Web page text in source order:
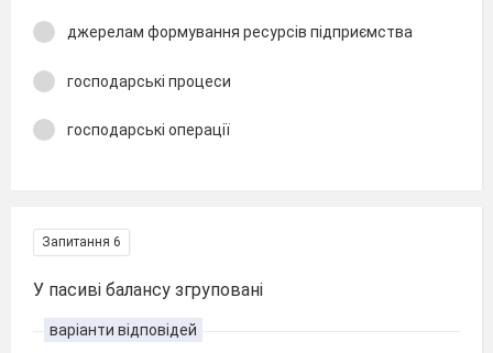
джерелам формування ресурсів підприємства
господарські процеси
господарські операції
Запитання 6
У пасиві балансу згруповані
варіанти відповідей